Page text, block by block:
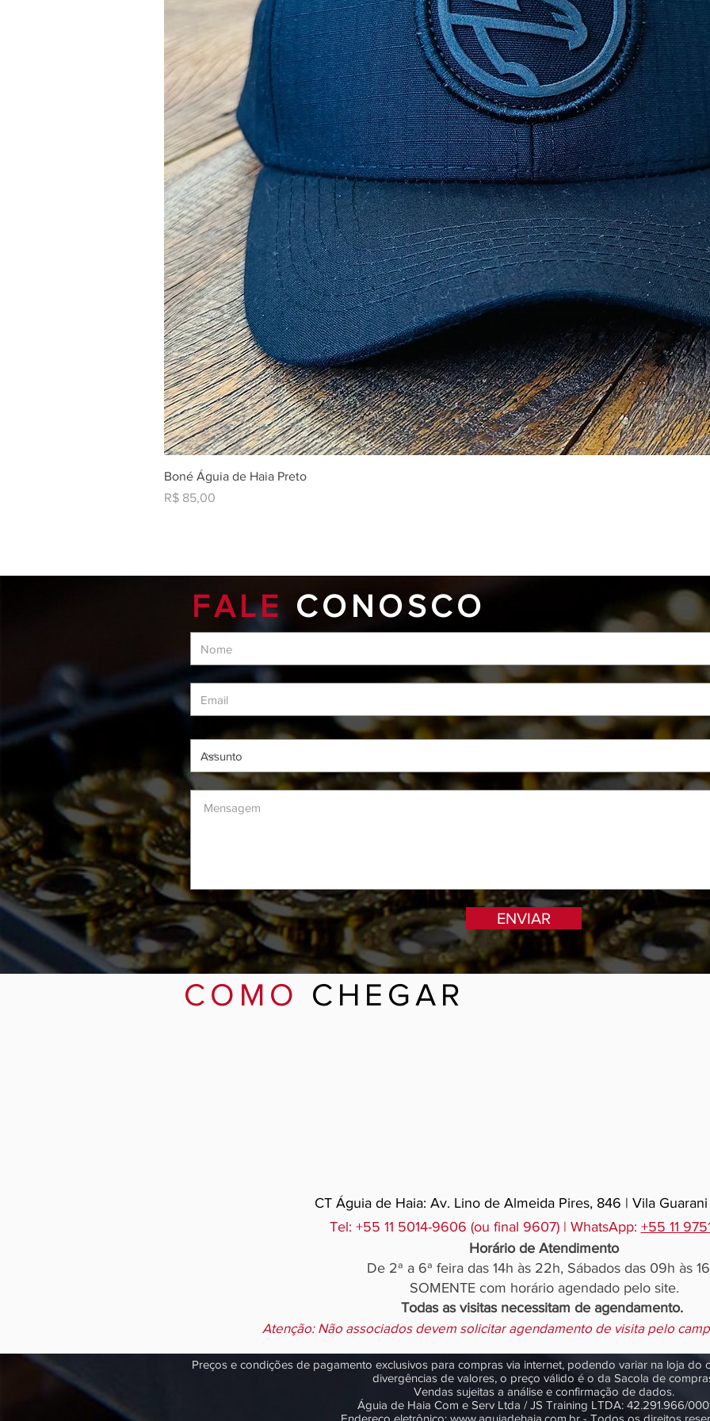
Boné Águia de Haia Preto
Preço
R$ 85,00
FALE CONOSCO
ENVIAR
Preços e condições de pagamento exclusivos para compras via internet, podendo variar na loja do
divergências de valores, o preço válido é o da Sacola de
Vendas sujeitas a análise e confirmação de dados.
Águia de Haia Com e Serv Ltda / JS Training LTDA: 42.291.966/
Endereço eletrônico: www.aguiadehaia.com.br- Todos os direitos
COMO CHEGAR
CT Águia de Haia: Av. Lino de Almeida Pires, 846 | Vila Guarani
Tel: +55 11 5014-9606 (ou final 9607) | WhatsApp: +55 11
Horário de Atendimento
De 2ª a 6ª feira das 14h às 22h, Sábados das 09h às
SOMENTE com horário agendado pelo site.
Todas as visitas necessitam de agendamento.
Atenção: Não associados devem solicitar agendamento de visita pelo